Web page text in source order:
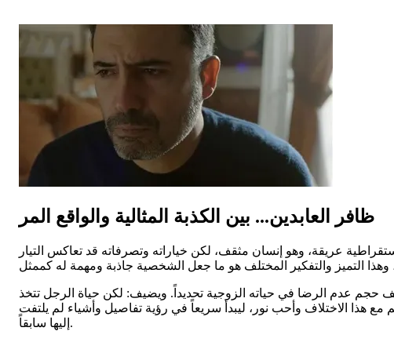
ظافر العابدين... بين الكذبة المثالية والواقع المر
عريقة، وهو إنسان مثقف، لكن خياراته وتصرفاته قد تعاكس التيار
حجم عدم الرضا في حياته الزوجية تحديداً. ويضيف: لكن حياة الرجل تتخذ
مع هذا الاختلاف وأحب نور، ليبدأ سريعاً في رؤية تفاصيل وأشياء لم يلتفت
إليها سابقاً.